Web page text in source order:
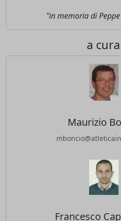
"in memoria di
a
Maurizio
Francesco